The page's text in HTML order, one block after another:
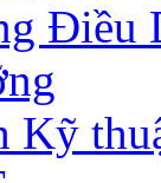
Điều
Kỹ